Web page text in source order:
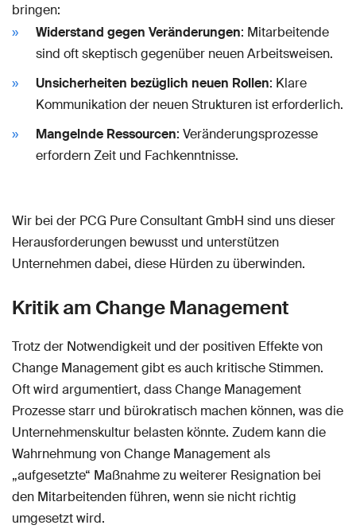
bringen:
Widerstand gegen Veränderungen: Mitarbeitende
sind oft skeptisch gegenüber neuen Arbeitsweisen.
Unsicherheiten bezüglich neuen Rollen: Klare
Kommunikation der neuen Strukturen ist erforderlich.
Mangelnde Ressourcen: Veränderungsprozesse
erfordern Zeit und Fachkenntnisse.
Wir bei der PCG Pure Consultant GmbH sind uns dieser
Herausforderungen bewusst und unterstützen
Unternehmen dabei, diese Hürden zu überwinden.
Kritik am Change Management
Trotz der Notwendigkeit und der positiven Effekte von
Change Management gibt es auch kritische Stimmen.
Oft wird argumentiert, dass Change Management
Prozesse starr und bürokratisch machen können, was die
Unternehmenskultur belasten könnte. Zudem kann die
Wahrnehmung von Change Management als
„aufgesetzte“ Maßnahme zu weiterer Resignation bei
den Mitarbeitenden führen, wenn sie nicht richtig
umgesetzt wird.